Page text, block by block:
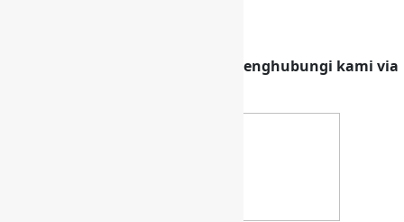
Klik banner di bawah ini untuk menghubungi kami via